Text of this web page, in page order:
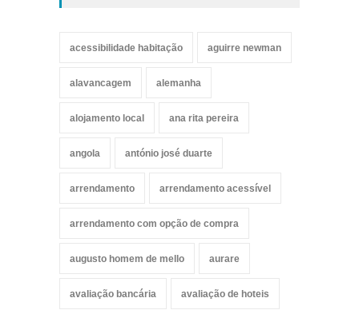
acessibilidade habitação aguirre newman
alavancagem alemanha
alojamento local ana rita pereira
angola antónio josé duarte
arrendamento arrendamento acessível
arrendamento com opção de compra
augusto homem de mello aurare
avaliação bancária avaliação de hoteis